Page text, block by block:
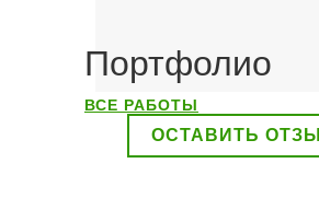
ОСТАВИТЬ
Портфолио
ВСЕ РАБОТЫ